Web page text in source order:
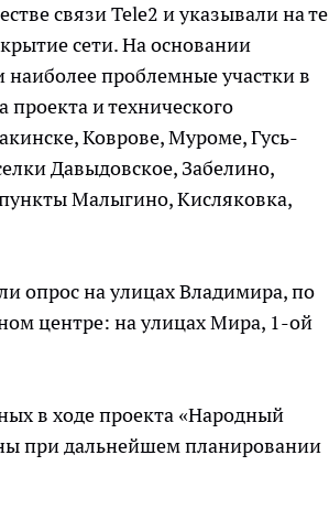
связи Tele2 и указывали на те
сети. На основании
проблемные участки в
проекта и технического
Коврове, Муроме, Гусь-
Давыдовское, Забелино,
Малыгино, Кисляковка,
опрос на улицах Владимира, по
центре: на улицах Мира, 1-ой
в ходе проекта «Народный
при дальнейшем планировании